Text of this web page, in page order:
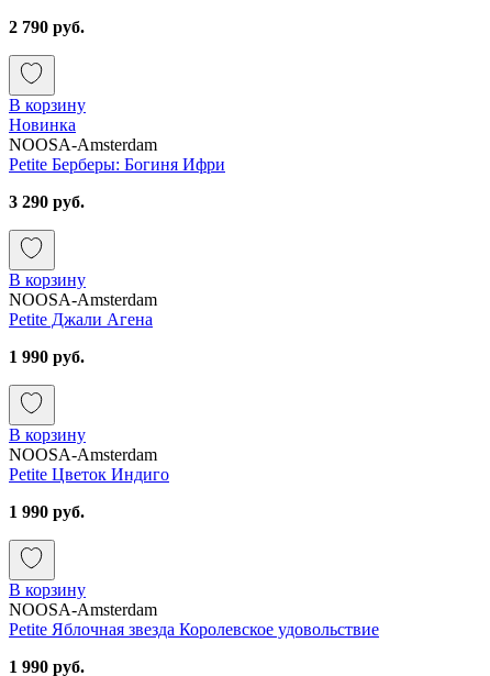
2 790 руб.
В корзину
Новинка
NOOSA-Amsterdam
Petite Берберы: Богиня Ифри
3 290 руб.
В корзину
NOOSA-Amsterdam
Petite Джали Агена
1 990 руб.
В корзину
NOOSA-Amsterdam
Petite Цветок Индиго
1 990 руб.
В корзину
NOOSA-Amsterdam
Petite Яблочная звезда Королевское удовольствие
1 990 руб.